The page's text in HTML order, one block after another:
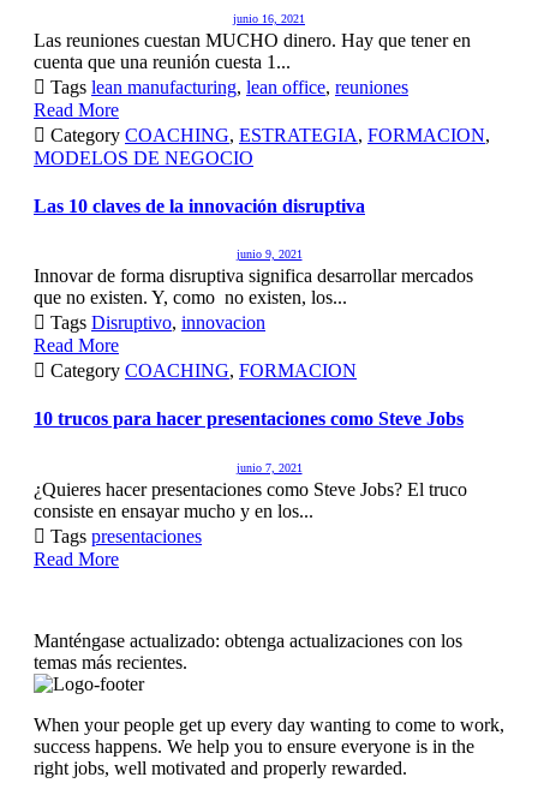
junio 16, 2021
Las reuniones cuestan MUCHO dinero. Hay que tener en
cuenta que una reunión cuesta 1...
 Tags lean manufacturing, lean office, reuniones
Read More
 Category COACHING, ESTRATEGIA, FORMACION,
MODELOS DE NEGOCIO
Las 10 claves de la innovación disruptiva
junio 9, 2021
Innovar de forma disruptiva significa desarrollar mercados
que no existen. Y, como no existen, los...
 Tags Disruptivo, innovacion
Read More
 Category COACHING, FORMACION
10 trucos para hacer presentaciones como Steve Jobs
junio 7, 2021
¿Quieres hacer presentaciones como Steve Jobs? El truco
consiste en ensayar mucho y en los...
 Tags presentaciones
Read More
Manténgase actualizado: obtenga actualizaciones con los
temas más recientes.
When your people get up every day wanting to come to work,
success happens. We help you to ensure everyone is in the
right jobs, well motivated and properly rewarded.